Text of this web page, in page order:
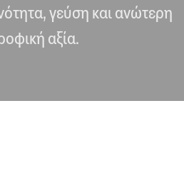
γεύση και ανώτερη
αξία.